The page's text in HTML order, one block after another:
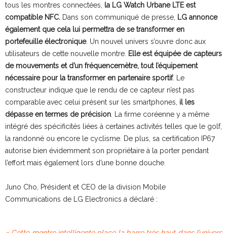
tous les montres connectées,
la LG Watch Urbane LTE est
compatible NFC. Dans son communiqué de presse, LG annonce
également que cela lui permettra de se transformer en
portefeuille électronique. Un nouvel univers s’ouvre donc aux
utilisateurs de cette nouvelle montre. Elle est équipée de capteurs
de mouvements et d’un fréquencemètre, tout l’équipement
nécessaire pour la transformer en partenaire sportif. Le
constructeur indique que le rendu de ce capteur n’est pas
comparable avec celui présent sur les smartphones, il les
dépasse en termes de précision . La firme coréenne y a même
intégré des spécificités liées à certaines activités telles que le golf,
la randonné ou encore le cyclisme. De plus, sa certification IP67
autorise bien évidemment son propriétaire à la porter pendant
l’effort mais également lors d’une bonne douche.
Juno Cho, Président et CEO de la division Mobile
Communications de LG Electronics a déclaré :